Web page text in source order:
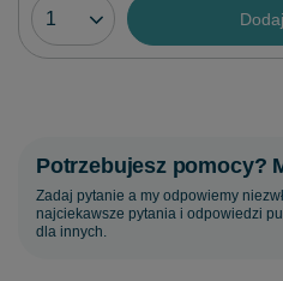
Potrzebujesz pomocy?
Zadaj pytanie a my odpowiemy
najciekawsze pytania i odpowiedzi
dla innych.